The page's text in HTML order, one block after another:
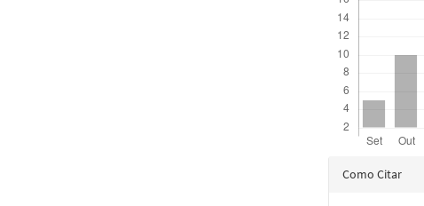
Detalhes
Como Citar